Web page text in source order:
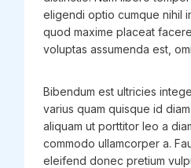
eligendi optio cumque nihil
quod maxime placeat
voluptas assumenda est,
Bibendum est ultricies
varius quam quisque id
aliquam ut porttitor leo a
commodo ullamcorper a.
eleifend donec pretium